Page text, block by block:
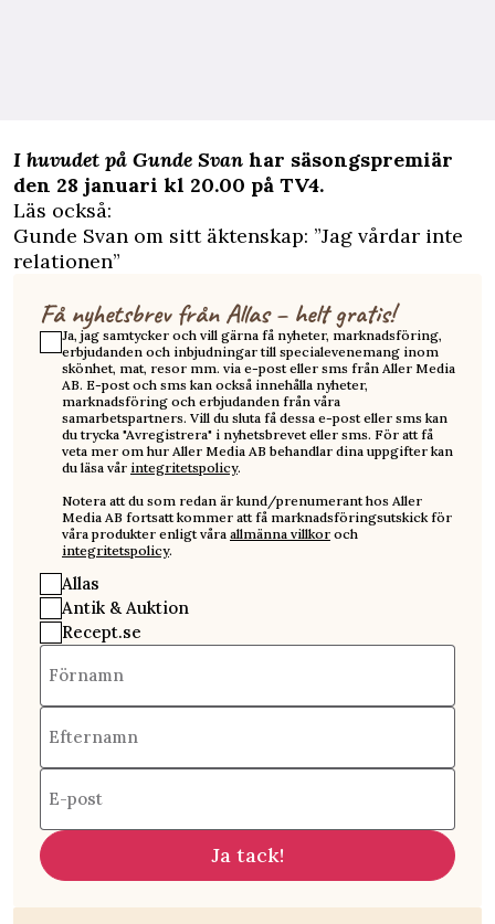
I huvudet på Gunde Svan har säsongspremiär
den 28 januari kl 20.00 på TV4.
Läs också:
Gunde Svan om sitt äktenskap: ”Jag vårdar inte
relationen”
Få nyhetsbrev från Allas – helt gratis!
Ja, jag samtycker och vill gärna få nyheter, marknadsföring,
erbjudanden och inbjudningar till specialevenemang inom
skönhet, mat, resor mm. via e-post eller sms från Aller Media
AB. E-post och sms kan också innehålla nyheter,
marknadsföring och erbjudanden från våra
samarbetspartners. Vill du sluta få dessa e-post eller sms kan
du trycka "Avregistrera" i nyhetsbrevet eller sms. För att få
veta mer om hur Aller Media AB behandlar dina uppgifter kan
du läsa vår integritetspolicy.
Notera att du som redan är kund/prenumerant hos Aller
Media AB fortsatt kommer att få marknadsföringsutskick för
våra produkter enligt våra allmänna villkor och
integritetspolicy.
Allas
Antik & Auktion
Recept.se
Förnamn
Efternamn
E-post
Ja tack!